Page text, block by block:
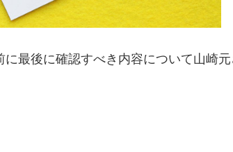
に最後に確認すべき内容について山崎